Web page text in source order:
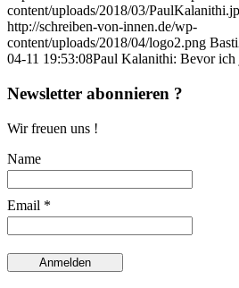
content/uploads/2018/03/
http://schreiben-von-innen.de/wp-
content/uploads/2018/04/logo2.png Basti
04-11 19:53:08Paul Kalanithi: Bevor ich
Newsletter abonnieren ?
Wir freuen uns !
Name
Email *